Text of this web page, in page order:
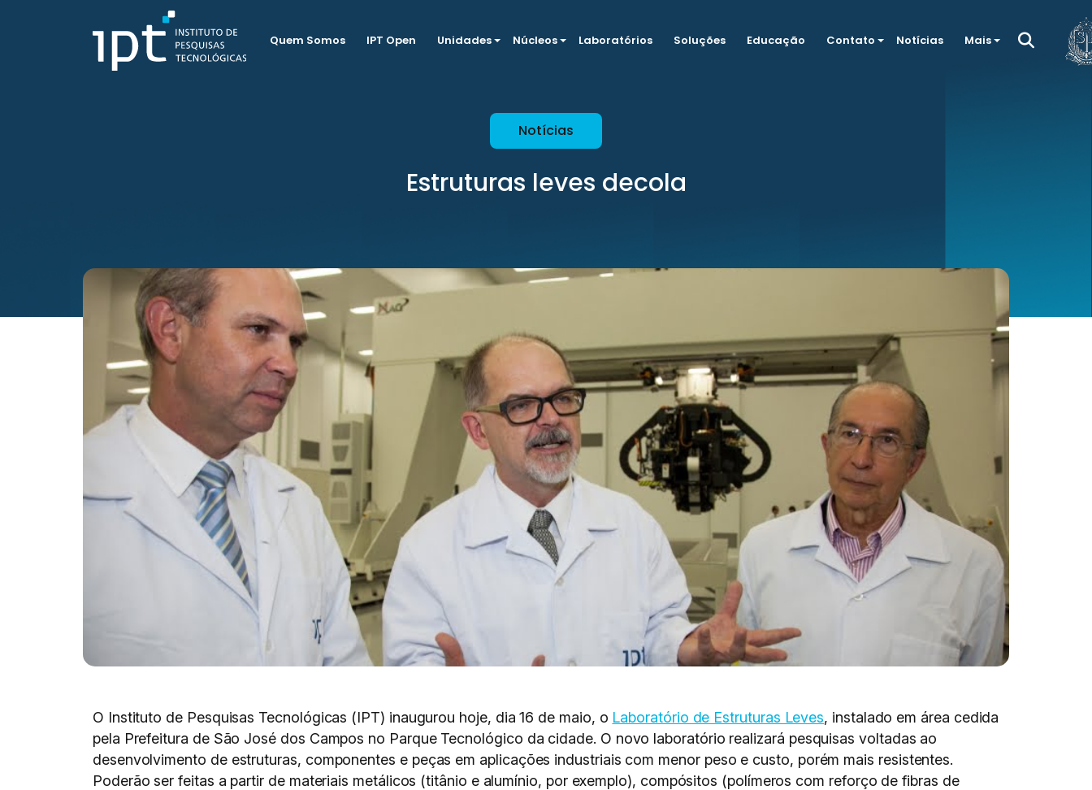
Quem Somos IPT Open Unidades Núcleos Laboratórios Soluções Educação Contato Notícias Mais
Notícias
Estruturas leves decola
O Instituto de Pesquisas Tecnológicas (IPT) inaugurou hoje, dia 16 de maio, o Laboratório de Estruturas Leves, instalado em área cedida
pela Prefeitura de São José dos Campos no Parque Tecnológico da cidade. O novo laboratório realizará pesquisas voltadas ao
desenvolvimento de estruturas, componentes e peças em aplicações industriais com menor peso e custo, porém mais resistentes.
Poderão ser feitas a partir de materiais metálicos (titânio e alumínio, por exemplo), compósitos (polímeros com reforço de fibras de